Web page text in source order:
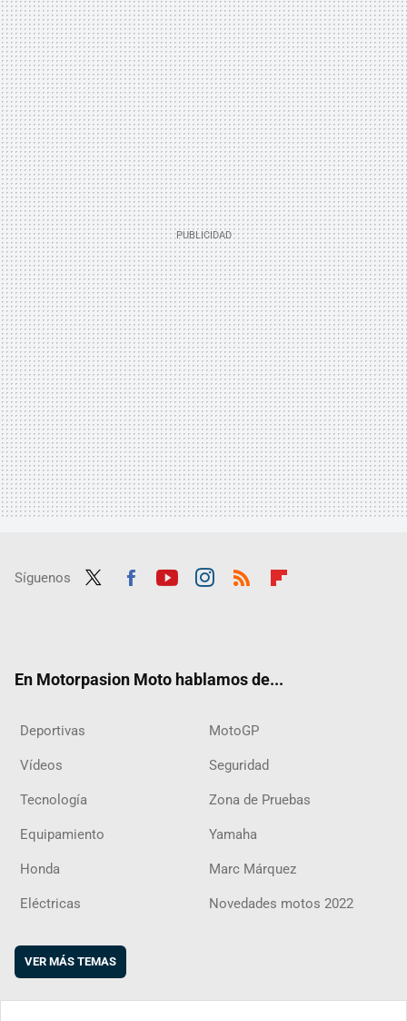
Síguenos
En Motorpasion Moto hablamos de...
Deportivas MotoGP
Vídeos Seguridad
Tecnología Zona de Pruebas
Equipamiento Yamaha
Honda Marc Márquez
Eléctricas Novedades motos 2022
VER MÁS TEMAS